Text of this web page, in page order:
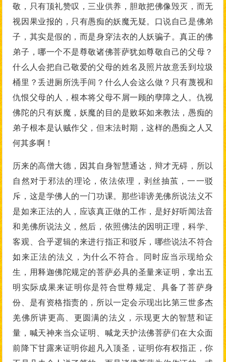
敬，只有顶礼赞叹，三业供养，胆敢把佛像毁灭，而无
视因果业报的，只有愚痴的妖魔无疑。口说自己是佛弟
子，其实是假的，而是身穿法衣的人妖骗子。真正的佛
弟子，哪一个不是尊敬诸佛菩萨犹如尊敬自己的父母？
什么人会把自己敬爱的父母的姓名及照片故意丢到垃圾
桶里？丢进厕所洗手间？什么人会这么做？只有蔑视和
仇恨父母的人，根本将父母不屑一顾的孽障之人。仇视
佛陀的只有妖魔，妖魔的目的是败坏如来教法，愚痴的
弟子根本是认贼作父，但末法时期，这样的愚痴之人又
何其多啊！
历来的高僧大德，因其自身智慧通达，辩才无碍，所以
自然对于邪法的理论，依法依理，剥丝抽茧，一一驳
斥，这是学佛人的一门功课。那些诽谤羌佛所说法义不
是如来正法的人，应该真正做的工作，是好好听闻法音
和羌佛所说法义，然后，依照佛法的因明正理，科学、
客观、合乎逻辑的来进行指正和驳斥，哪些说法不符合
如来正法的法义，为什么不符合。同时应当示现给众
生，用释迦佛陀规定的菩萨必具的圣量来证明，拿出五
明实际成果来证明你是符合世尊规定、具备了菩萨身
份、是有资格指责的，所以一定会示现出比第三世多杰
羌佛所讲更高、更圆满的法义，示现更大的智慧和证
量，喊天神来当众证明、喊龙天护法佛菩萨们在大众面
前降下甘露来证明你超凡入顶圣，证明你有权指正，你